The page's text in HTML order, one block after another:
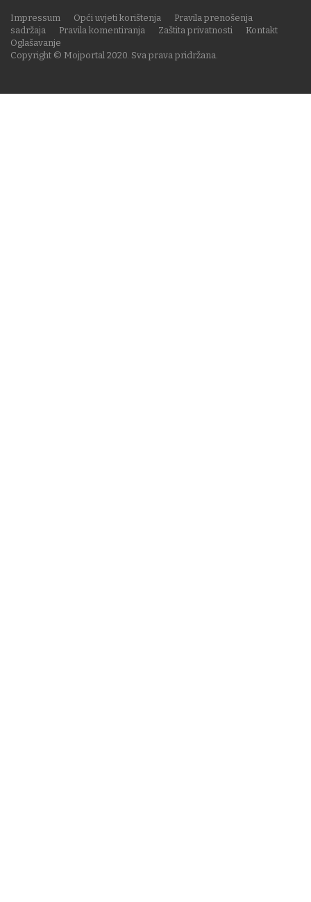
Copyright © Mojportal 2020. Sva prava pridržana.
Impressum Opći uvjeti korištenja
Pravila prenošenja
sadržaja
Pravila komentiranja Zaštita privatnosti
Kontakt
Oglašavanje